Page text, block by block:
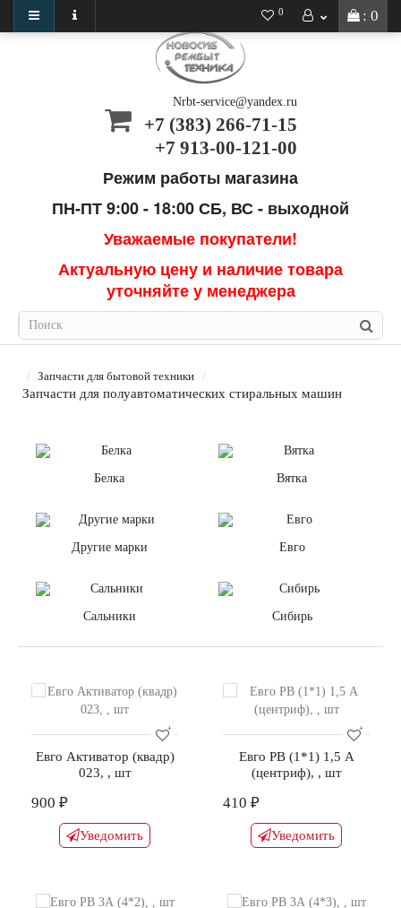
: 0
0
Nrbt-service@yandex.ru
+7 (383) 266-71-15
+7 913-00-121-00
Режим работы магазина
ПН-ПТ 9:00 - 18:00СБ, ВС - выходной
Уважаемые покупатели!
Актуальную цену и наличие товара
уточняйте у менеджера
Запчасти для бытовой техники
Запчасти для полуавтоматических стиральных машин
Белка Вятка
Другие марки Евго
Сальники Сибирь
Евго Активатор (квадр)
023, , шт
900 ₽
Уведомить
Евго РВ (1*1) 1,5 А
(центриф), , шт
410 ₽
Уведомить